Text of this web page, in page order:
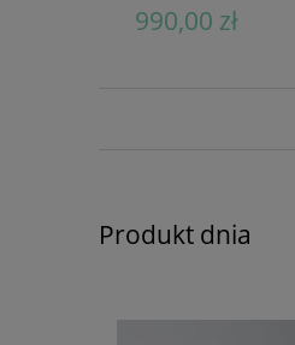
990,00 zł
Produkt dnia